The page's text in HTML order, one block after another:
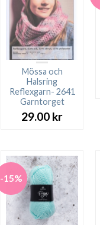
Mössa och
Halsring
Reflexgarn- 2641
Garntorget
29.00 kr
-15%